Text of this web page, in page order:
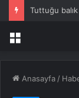
Tuttuğu
Menü
Anasayfa /